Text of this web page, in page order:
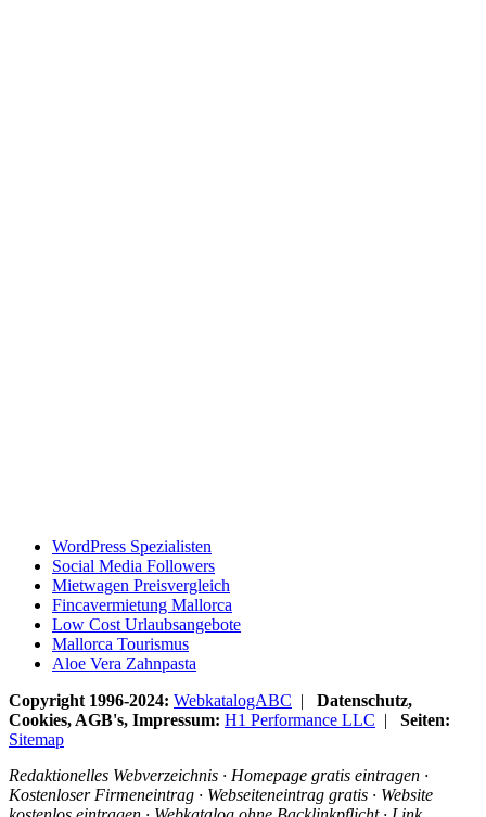
WordPress Spezialisten
Social Media Followers
Mietwagen Preisvergleich
Fincavermietung Mallorca
Low Cost Urlaubsangebote
Mallorca Tourismus
Aloe Vera Zahnpasta
Copyright 1996-2024: WebkatalogABC | Datenschutz,
Cookies, AGB's, Impressum: H1 Performance LLC | Seiten:
Sitemap
Redaktionelles Webverzeichnis · Homepage gratis eintragen ·
Kostenloser Firmeneintrag · Webseiteneintrag gratis · Website